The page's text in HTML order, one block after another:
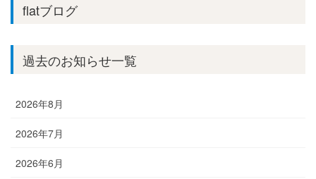
flatブログ
過去のお知らせ一覧
2026年8月
2026年7月
2026年6月